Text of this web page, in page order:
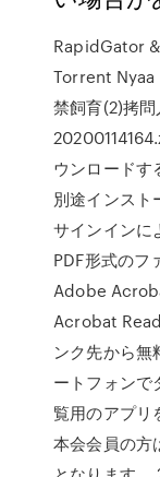
RapidGator
Torrent Nyaa
禁飼育(2)拷
ウンロードす
別途インスト
サインインに
PDF形式のフ
Adobe
Acrobat
ンク先から無
ートフォンで
覧用のアプリ
本会会員の方